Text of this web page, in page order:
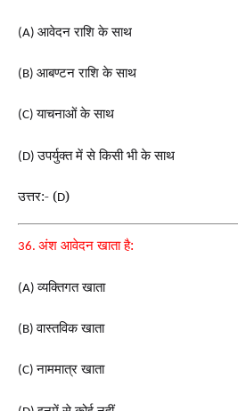
(A) आवेदन राशि के साथ
(B) आबण्टन राशि के साथ
(C)याचनाओं के साथ
(D)उपर्युक्त में से किसी भी के साथ
उत्तर:- (D)
36. अंश आवेदन खाता है:
(A)व्यक्तिगत खाता
(B)वास्तविक खाता
(C)नाममात्र खाता